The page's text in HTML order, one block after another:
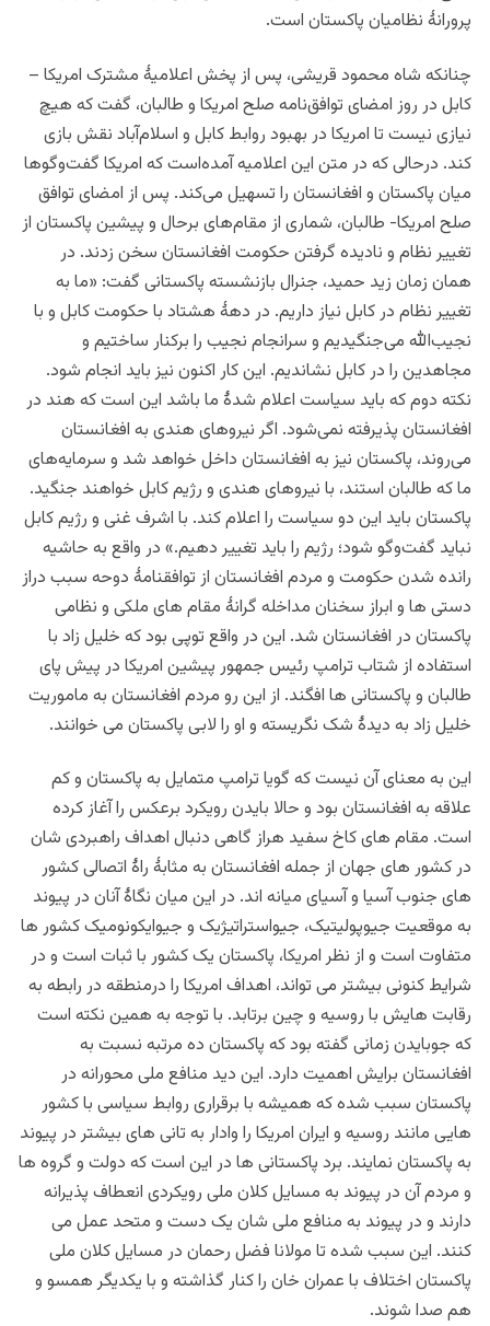
پرورانۀ نظامیان پاکستان است.
چنانکه شاه محمود قریشی، پس از پخش اعلامیۀ مشترک امریکا –
کابل در روز امضای توافق‌نامه صلح امریکا و طالبان، گفت که هیچ
نیازی نیست تا امریکا در بهبود روابط کابل و اسلام‌آباد نقش بازی
کند. درحالی که در متن این اعلامیه آمده‌است که امریکا گفت‌وگوها
میان پاکستان و افغانستان را تسهیل می‌کند. پس از امضای توافق
صلح امریکا- طالبان، شماری از مقام‌های برحال و پیشین پاکستان از
تغییر نظام و نادیده گرفتن حکومت افغانستان سخن زدند. در
همان زمان زید حمید، جنرال بازنشسته پاکستانی گفت: «ما به
تغییر نظام در کابل نیاز داریم. در دهۀ هشتاد با حکومت کابل و با
نجیب‌الله می‌جنگیدیم و سرانجام نجیب را برکنار ساختیم و
مجاهدین را در کابل نشاندیم. این کار اکنون نیز باید انجام شود.
نکته دوم که باید سیاست اعلام شدۀ ما باشد این است که هند در
افغانستان پذیرفته نمی‌شود. اگر نیروهای هندی به افغانستان
می‌روند، پاکستان نیز به افغانستان داخل خواهد شد و سرمایه‌های
ما که طالبان استند، با نیروهای هندی و رژیم کابل خواهند جنگید.
پاکستان باید این دو سیاست را اعلام کند. با اشرف غنی و رژیم کابل
نباید گفت‌وگو شود؛ رژیم را باید تغییر دهیم.» در واقع به حاشیه
رانده شدن حکومت و مردم افغانستان از توافقنامۀ دوحه سبب دراز
دستی ها و ابراز سخنان مداخله گرانۀ مقام های ملکی و نظامی
پاکستان در افغانستان شد. این در واقع توپی بود که خلیل زاد با
استفاده از شتاب ترامپ رئیس جمهور پیشین امریکا در پیش پای
طالبان و پاکستانی ها افگند. از این رو مردم افغانستان به ماموریت
خلیل زاد به دیدۀ شک نگریسته و او را لابی پاکستان می خوانند.
این به معنای آن نیست که گویا ترامپ متمایل به پاکستان و کم
علاقه به افغانستان بود و حالا بایدن رویکرد برعکس را آغاز کرده
است. مقام های کاخ سفید هراز گاهی دنبال اهداف راهبردی شان
در کشور های جهان از جمله افغانستان به مثابۀ راۀ اتصالی کشور
های جنوب آسیا و آسیای میانه اند. در این میان نگاۀ آنان در پیوند
به موقعیت جیوپولیتیک، جیواستراتیژیک و جیوایکونومیک کشور ها
متفاوت است و از نظر امریکا، پاکستان یک کشور با ثبات است و در
شرایط کنونی بیشتر می تواند، اهداف امریکا را درمنطقه در رابطه به
رقابت هایش با روسیه و چین برتابد. با توجه به همین نکته است
که جوبایدن زمانی گفته بود که پاکستان ده مرتبه نسبت به
افغانستان برایش اهمیت دارد. این دید منافع ملی محورانه در
پاکستان سبب شده که همیشه با برقراری روابط سیاسی با کشور
هایی مانند روسیه و ایران امریکا را وادار به تانی های بیشتر در پیوند
به پاکستان نمایند. برد پاکستانی ها در این است که دولت و گروه ها
و مردم آن در پیوند به مسایل کلان ملی رویکردی انعطاف پذیرانه
دارند و در پیوند به منافع ملی شان یک دست و متحد عمل می
کنند. این سبب شده تا مولانا فضل رحمان در مسایل کلان ملی
پاکستان اختلاف با عمران خان را کنار گذاشته و با یکدیگر همسو و
هم صدا شوند.